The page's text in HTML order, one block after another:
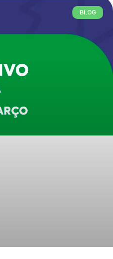
BLOG